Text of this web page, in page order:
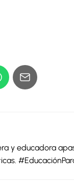
y educadora